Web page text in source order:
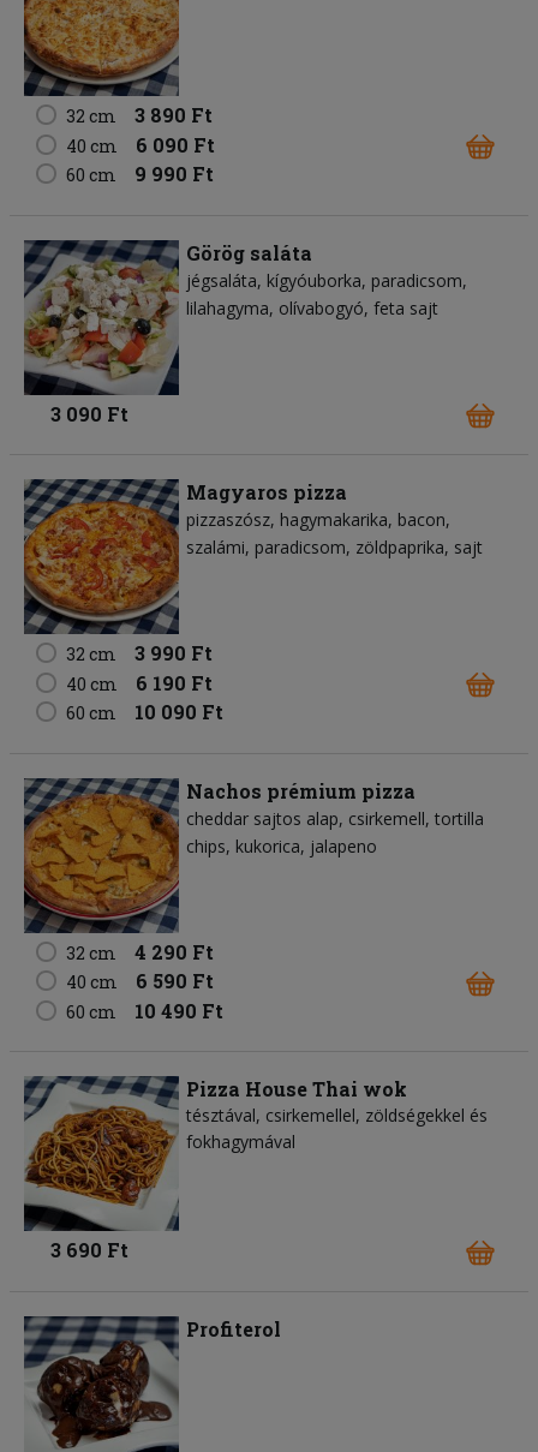
32 cm 3 890 Ft
40 cm 6 090 Ft
60 cm 9 990 Ft
Görög saláta
jégsaláta kígyóuborka paradicsom
lilahagyma olívabogyó feta sajt
3 090 Ft
Magyaros pizza
pizzaszósz hagymakarika bacon
szalámi paradicsom zöldpaprika sajt
32 cm 3 990 Ft
40 cm 6 190 Ft
60 cm 10 090 Ft
Nachos prémium pizza
cheddar sajtos alap csirkemell tortilla
chips kukorica jalapeno
32 cm 4 290 Ft
40 cm 6 590 Ft
60 cm 10 490 Ft
Pizza House Thai wok
tésztával, csirkemellel, zöldségekkel és
fokhagymával
3 690 Ft
Profiterol